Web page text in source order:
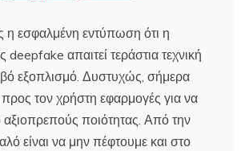
η εσφαλμένη εντύπωση ότι η
deepfake απαιτεί τεράστια τεχνική
εξοπλισμό. Δυστυχώς, σήμερα
προς τον χρήστη εφαρμογές για να
αξιοπρεπούς ποιότητας. Από την
είναι να μην πέφτουμε και στο